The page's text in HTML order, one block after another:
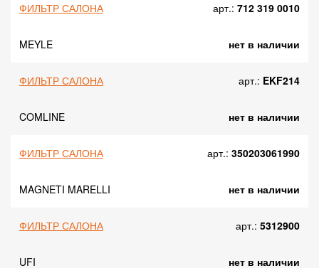
ФИЛЬТР САЛОНА арт.: 712 319 0010
MEYLE нет в наличии
ФИЛЬТР САЛОНА арт.: EKF214
COMLINE нет в наличии
ФИЛЬТР САЛОНА арт.: 350203061990
MAGNETI MARELLI нет в наличии
ФИЛЬТР САЛОНА арт.: 5312900
UFI нет в наличии